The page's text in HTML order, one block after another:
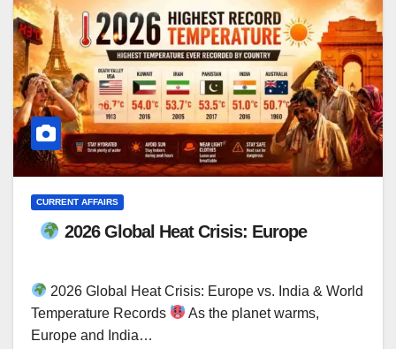
CURRENT AFFAIRS
2026 Global Heat Crisis: Europe
2026 Global Heat Crisis: Europe vs. India & World
Temperature Records
As the planet warms,
Europe and India…